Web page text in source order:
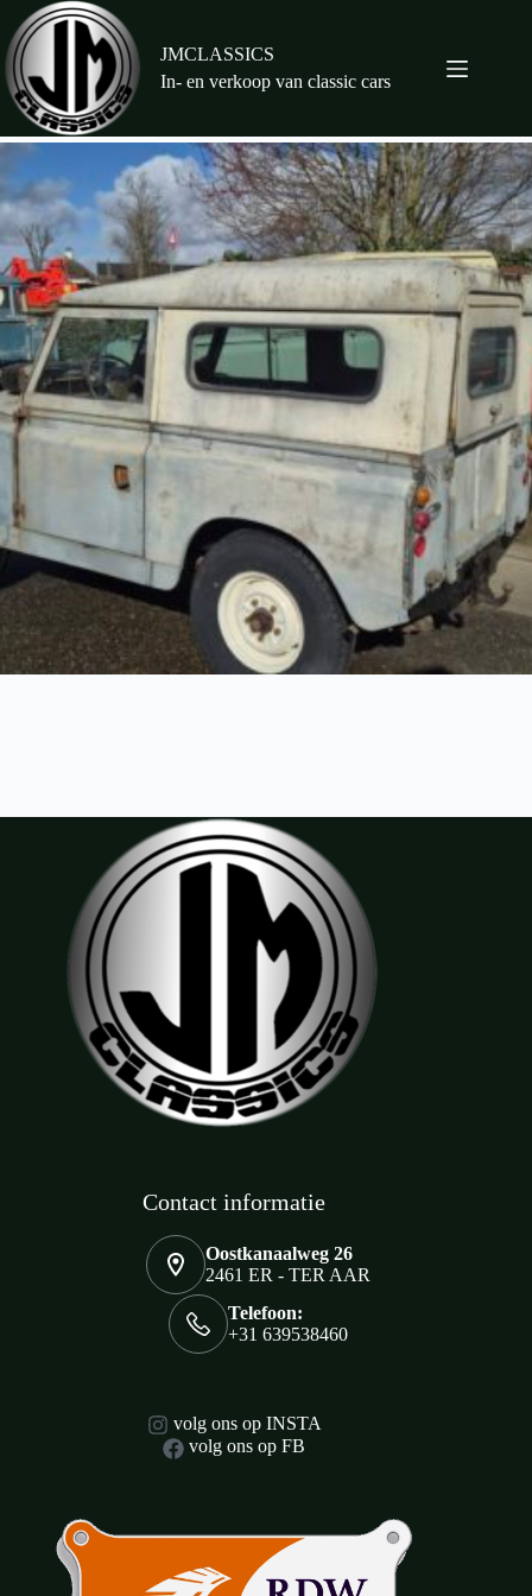
naar
de
inhoud
JMCLASSICS
In- en verkoop van classic cars
Contact informatie
Oostkanaalweg 26
2461 ER - TER AAR
Telefoon:
+31 639538460
volg ons op INSTA
volg ons op FB